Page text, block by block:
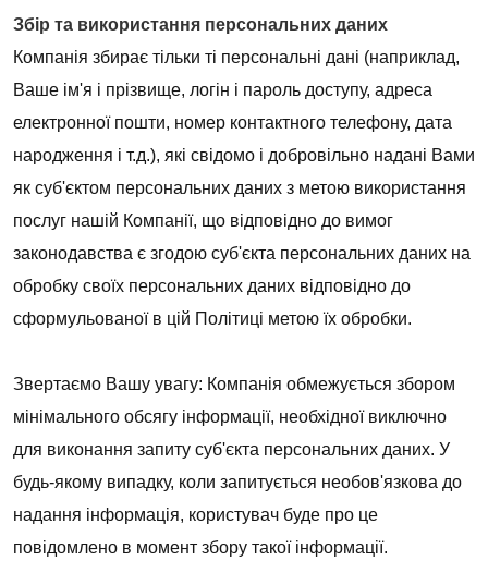
Збір та використання персональних даних
Компанія збирає тільки ті персональні дані (наприклад,
Ваше ім'я і прізвище, логін і пароль доступу, адреса
електронної пошти, номер контактного телефону, дата
народження і т.д.), які свідомо і добровільно надані Вами
як суб'єктом персональних даних з метою використання
послуг нашій Компанії, що відповідно до вимог
законодавства є згодою суб'єкта персональних даних на
обробку своїх персональних даних відповідно до
сформульованої в цій Політиці метою їх обробки.
Звертаємо Вашу увагу: Компанія обмежується збором
мінімального обсягу інформації, необхідної виключно
для виконання запиту суб'єкта персональних даних. У
будь-якому випадку, коли запитується необов'язкова до
надання інформація, користувач буде про це
повідомлено в момент збору такої інформації.